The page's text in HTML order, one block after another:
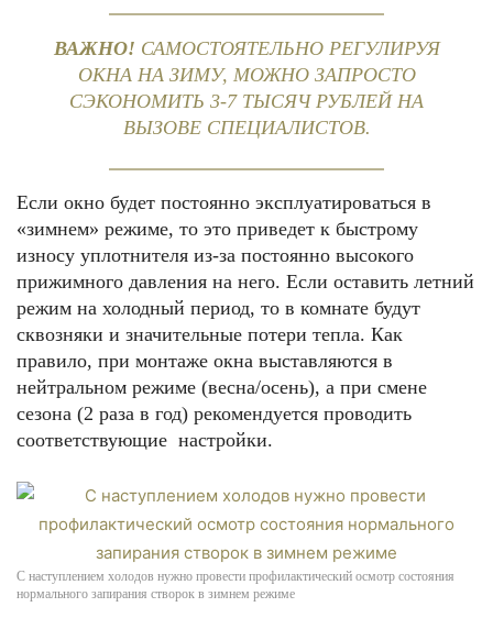
ВАЖНО! САМОСТОЯТЕЛЬНО РЕГУЛИРУЯ
ОКНА НА ЗИМУ, МОЖНО ЗАПРОСТО
СЭКОНОМИТЬ 3-7 ТЫСЯЧ РУБЛЕЙ НА
ВЫЗОВЕ СПЕЦИАЛИСТОВ.
Если окно будет постоянно эксплуатироваться в
«зимнем» режиме, то это приведет к быстрому
износу уплотнителя из-за постоянно высокого
прижимного давления на него. Если оставить летний
режим на холодный период, то в комнате будут
сквозняки и значительные потери тепла. Как
правило, при монтаже окна выставляются в
нейтральном режиме (весна/осень), а при смене
сезона (2 раза в год) рекомендуется проводить
соответствующие настройки.
С наступлением холодов нужно провести профилактический осмотр состояния
нормального запирания створок в зимнем режиме